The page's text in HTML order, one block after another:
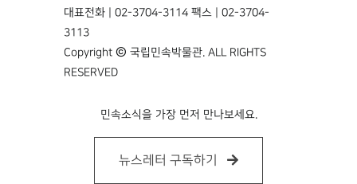
대표전화 | 02-3704-3114 팩스 | 02-3704-
3113
Copyright © 국립민속박물관. ALL RIGHTS
RESERVED
민속소식을 가장 먼저 만나보세요.
뉴스레터 구독하기